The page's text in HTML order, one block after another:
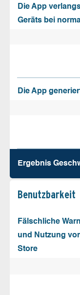
Die App
Geräts bei
Die App
Ergebnis
Benutz­barkeit
Fälschliche
und Nutzung
Store